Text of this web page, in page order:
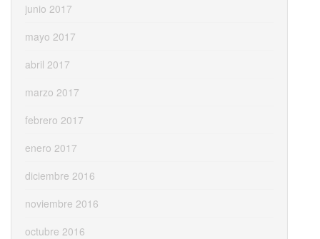
junio 2017
mayo 2017
abril 2017
marzo 2017
febrero 2017
enero 2017
diciembre 2016
noviembre 2016
octubre 2016